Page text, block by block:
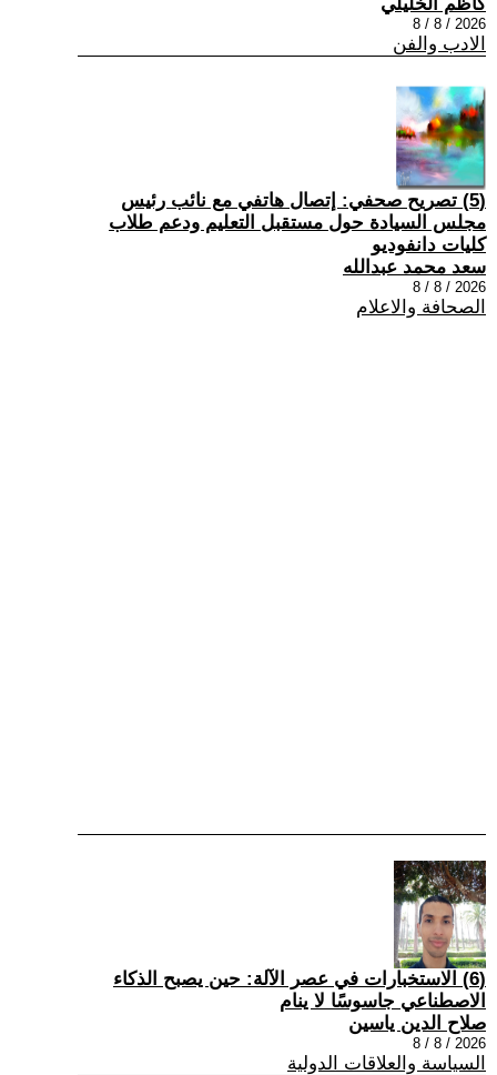
2026 / 8 / 8
الادب والفن
(5) تصريح صحفي: إتصال هاتفي مع نائب رئيس
مجلس السيادة حول مستقبل التعليم ودعم طلاب
كليات دانفوديو
سعد محمد عبدالله
2026 / 8 / 8
الصحافة والاعلام
(6) الاستخبارات في عصر الآلة: حين يصبح الذكاء
الاصطناعي جاسوسًا لا ينام
صلاح الدين ياسين
2026 / 8 / 8
السياسة والعلاقات الدولية